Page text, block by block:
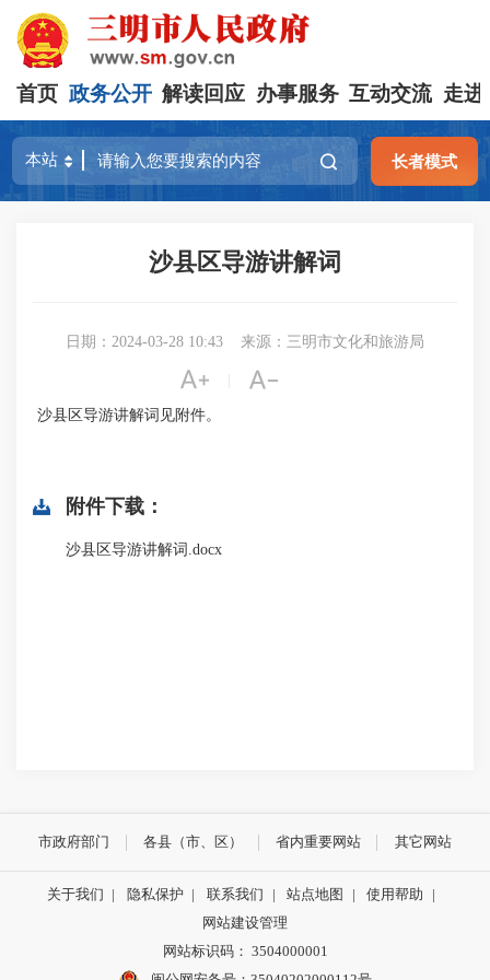
首页 政务公开 解读回应 办事服务 互动交流 走进
长者模式
沙县区导游讲解词
日期：2024-03-28 10:43 来源：三明市文化和旅游局
 
沙县区导游讲解词见附件。
附件下载：
沙县区导游讲解词.docx
市政府部门 各县（市、区） 省内重要网站 其它网站
关于我们 | 隐私保护 | 联系我们 | 站点地图 | 使用帮助
|
网站建设管理
网站标识码： 3504000001